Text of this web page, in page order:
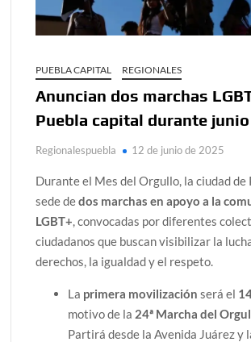
PUEBLA CAPITAL REGIONALES
Anuncian dos marchas
Puebla capital durante junio
Regionalespuebla 12 de junio de 2025
Durante el Mes del Orgullo, la ciudad de
sede dedos marchas en apoyo a la
LGBT+ , convocadas por diferentes
ciudadanos que buscan visibilizar la
derechos, la igualdad y el respeto.
La primera movilización será el
motivo de la 24ª Marcha del
Partirá desde la Avenida Juárez y